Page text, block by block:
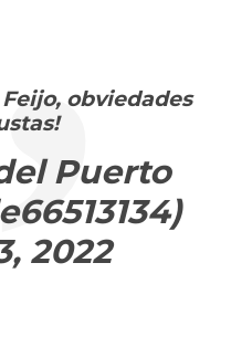
obviedades
Puerto
2022